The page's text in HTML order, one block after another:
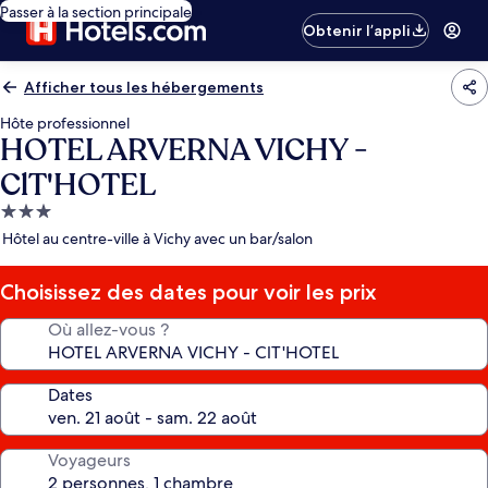
Passer à la section principale
Obtenir l’appli
Afficher tous les hébergements
Hôte professionnel
HOTEL ARVERNA VICHY -
ClT'HOTEL
Hébergement
3.0 étoiles
Hôtel au centre-ville à Vichy avec un bar/salon
Choisissez des dates pour voir les prix
Où allez-vous ?
Dates
Voyageurs